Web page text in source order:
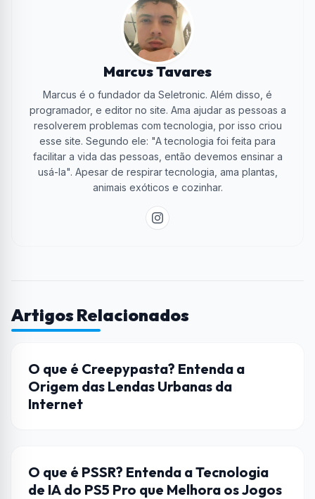
Marcus Tavares
Marcus é o fundador da Seletronic. Além disso, é
programador, e editor no site. Ama ajudar as pessoas a
resolverem problemas com tecnologia, por isso criou
esse site. Segundo ele: "A tecnologia foi feita para
facilitar a vida das pessoas, então devemos ensinar a
usá-la". Apesar de respirar tecnologia, ama plantas,
animais exóticos e cozinhar.
Artigos Relacionados
CULTURA POP
O que é Creepypasta? Entenda a
Origem das Lendas Urbanas da
Internet
HARDWARE
O que é PSSR? Entenda a Tecnologia
de IA do PS5 Pro que Melhora os Jogos